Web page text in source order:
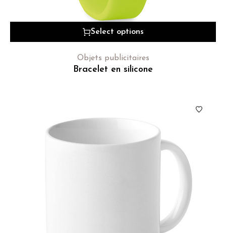
Select options
Objets publicitaires
Bracelet en silicone